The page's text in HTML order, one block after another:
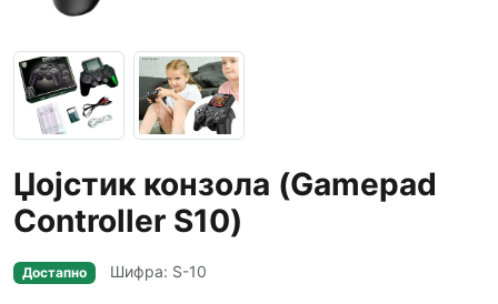
Џојстик конзола (Gamepad
Controller S10)
Достапно Шифра: S-10